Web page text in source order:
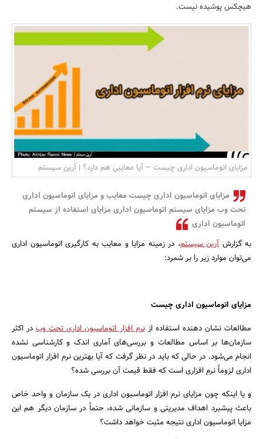
مسکن و ساختمان
هیچکس پوشیده نیست.
مزایای اتوماسیون اداری چیست – آیا معایبی هم دارد؟ | آرین سیستم
مزایای اتوماسیون اداری چیست معایب و مزایای اتوماسیون اداری
تحت وب مزایای سیستم اتوماسیون اداری مزایای استفاده از سیستم
اتوماسیون اداری
به گزارش آرین سیستم، در زمینه مزایا و معایب به کارگیری اتوماسیون اداری
می‌توان موارد زیر را بر شمرد:
مزایای اتوماسیون اداری چیست
مطالعات نشان دهنده استفاده ازنرم افزار اتوماسیون اداری تحت وبدر اکثر
سازمان‌ها بر اساس مطالعات و بررسی‌های آماری اندک و کارشناسی نشده
انجام می‌شود. در حالی که باید در نظر گرفت که آیا بهترین نرم افزار اتوماسیون
اداری لزوماً نرم افزاری است که فقط قیمت آن بررسی شده؟
و یا اینکه چون مزایای نرم افزار اتوماسیون اداری در یک سازمان و واحد خاص
باعث پیشبرد اهداف مدیریتی و سازمانی شده، حتماً در سازمان دیگر هم این
مزایا اتوماسیون اداری نتیجه مثبت خواهد داشت؟